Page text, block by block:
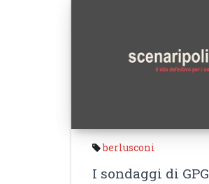
berlusconi
I sondaggi di